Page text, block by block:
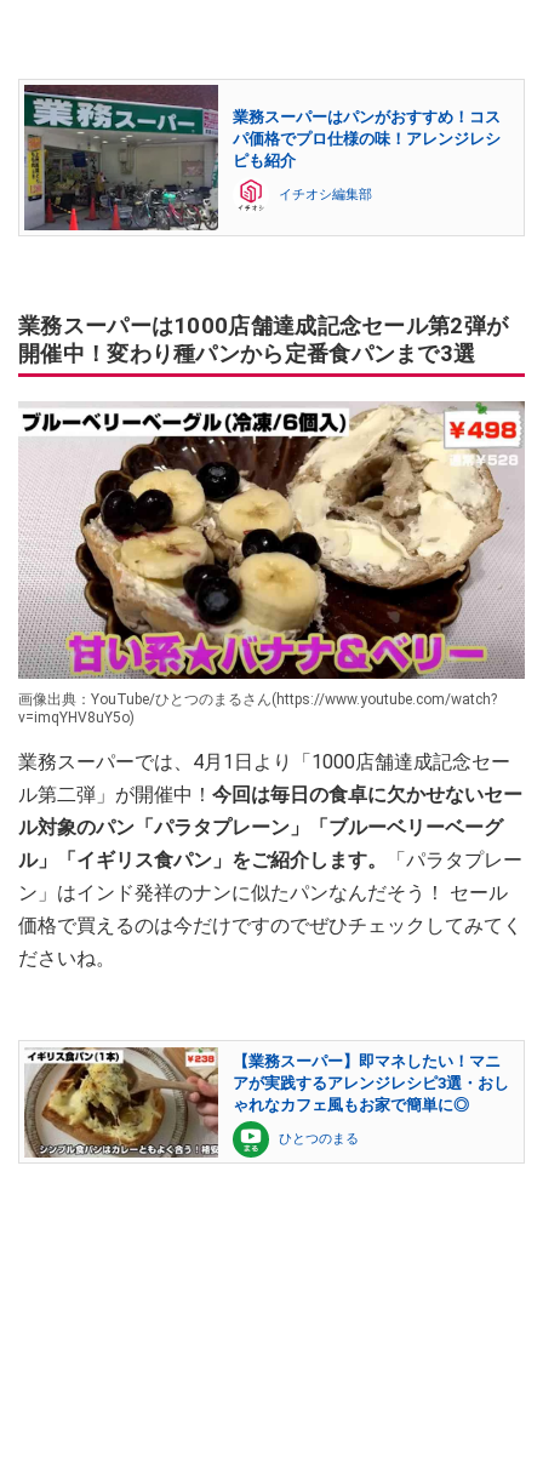
業務スーパーはパンがおすすめ！コス
パ価格でプロ仕様の味！アレンジレシ
ピも紹介
イチオシ編集部
業務スーパーは1000店舗達成記念セール第2弾が
開催中！変わり種パンから定番食パンまで3選
画像出典：YouTube/ひとつのまるさん(https://www.youtube.com/watch?
v=imqYHV8uY5o)
業務スーパーでは、4月1日より「1000店舗達成記念セー
ル第二弾」が開催中！ 今回は毎日の食卓に欠かせないセー
ル対象のパン「パラタプレーン」「ブルーベリーベーグ
ル」「イギリス食パン」をご紹介します。
「パラタプレー
ン」はインド発祥のナンに似たパンなんだそう！ セール
価格で買えるのは今だけですのでぜひチェックしてみてく
ださいね。
【業務スーパー】即マネしたい！マニ
アが実践するアレンジレシピ3選・おし
ゃれなカフェ風もお家で簡単に◎
ひとつのまる